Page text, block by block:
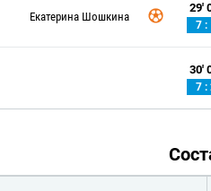
Екатерина Шошкина
29'
7 :
30'
7 :